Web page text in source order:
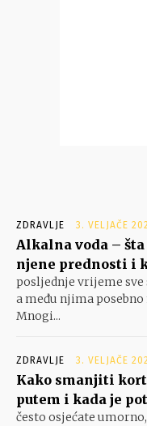
ZDRAVLJE 3. VELJAČE
Alkalna voda –
njene prednosti i
posljednje vrijeme
a među njima
Mnogi...
ZDRAVLJE 3. VELJAČE
Kako smanjiti
putem i kada je
često osjećate